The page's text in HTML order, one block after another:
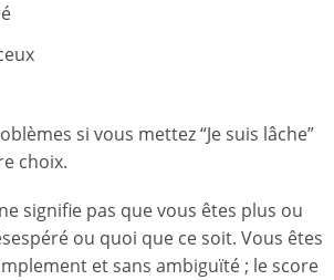
si vous mettez “Je suis lâche”
choix.
signifie pas que vous êtes plus ou
ou quoi que ce soit. Vous êtes
et sans ambiguïté ; le score